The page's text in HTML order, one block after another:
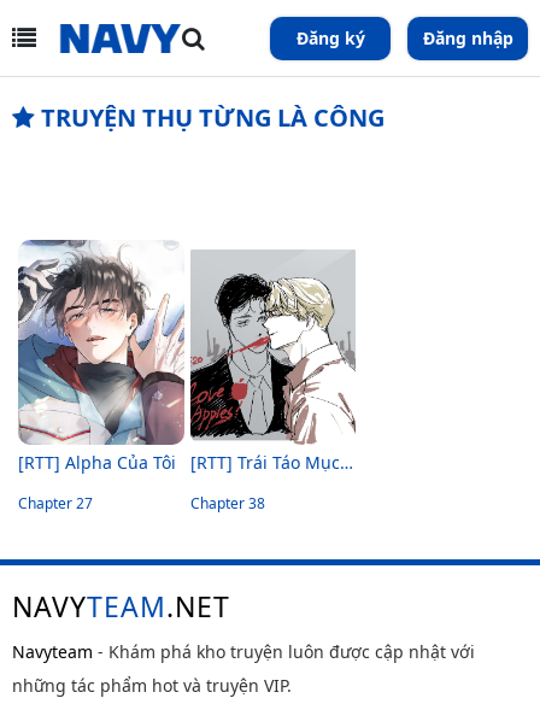
Đăng ký Đăng nhập
TRUYỆN THỤ TỪNG LÀ CÔNG
[RTT] Alpha Của Tôi
Chapter 27
[RTT] Trái Táo Mục Rữa
Chapter 38
NAVYTEAM.NET
Navyteam - Khám phá kho truyện luôn được cập nhật với
những tác phẩm hot và truyện VIP.